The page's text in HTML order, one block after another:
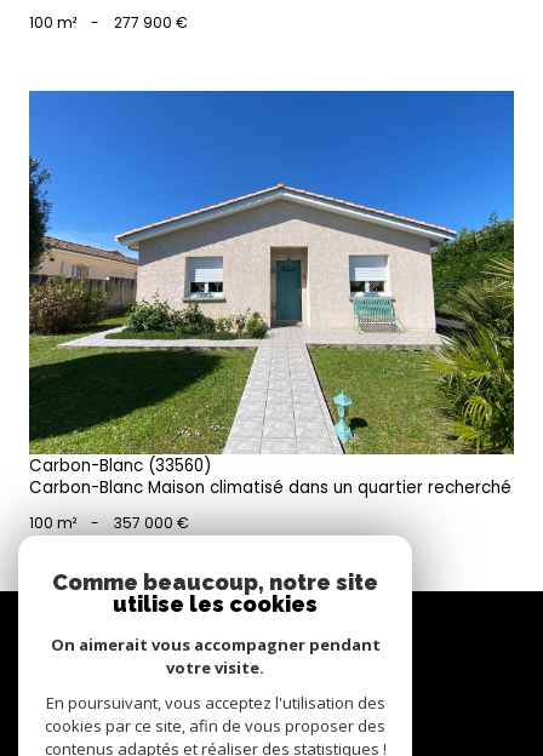
100 m² - 277 900 €
voir le bien
Carbon-Blanc (33560)
Carbon-Blanc Maison climatisé dans un quartier recherché
100 m² - 357 000 €
Se
connecter
espace propriétaire
Nous
Comme beaucoup, notre site
utilise les cookies
On aimerait vous accompagner pendant
votre visite.
En poursuivant, vous acceptez l'utilisation des
cookies par ce site, afin de vous proposer des
contenus adaptés et réaliser des statistiques !